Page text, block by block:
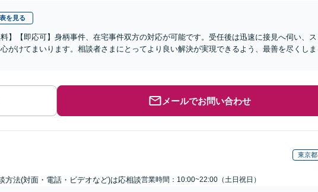
を見る
料】【即応可】身柄事件、在宅事件双方の対応が可能です。受任後は迅速に接見へ伺い、ス
がけてまいります。相談者さまにとってより良い解決が実現できるよう、最善を尽くしま
メールでお問い合わせ
東京都
方法(対面・電話・ビデオなど)は応相談営業時間：10:00~22:00（土日祝日）